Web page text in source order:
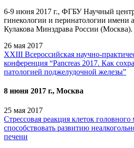
6-9 июня 2017 г., ФГБУ Научный
гинекологии и перинатологии имени
Кулакова Минздрава России (Москва).
26 мая 2017
XXIII Всероссийская научно-
конференция “Pancreas 2017. Как
патологией поджелудочной железы”
8 июня 2017 г., Москва
25 мая 2017
Стрессовая реакция клеток
способствовать развитию
печени